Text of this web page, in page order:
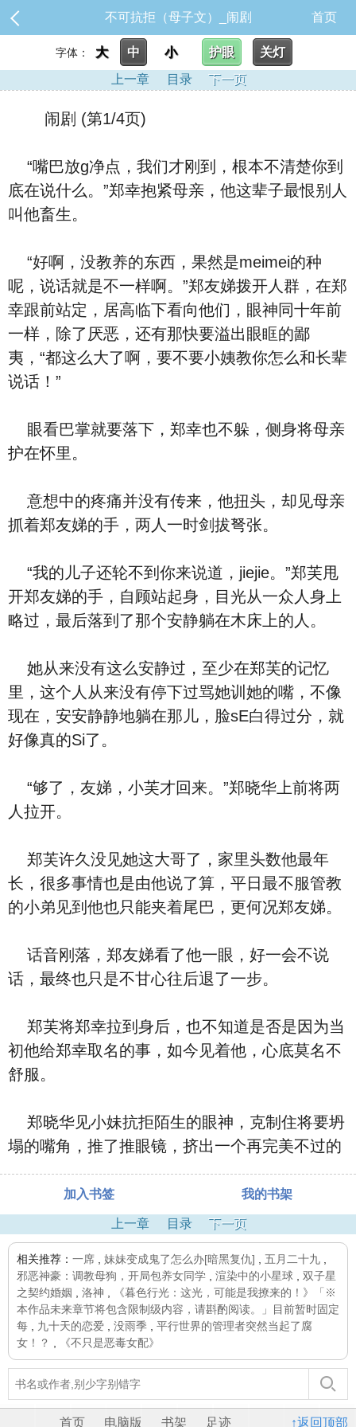
不可抗拒（母子文）_闹剧 首页
字体： 大 中 小 护眼
关灯
上一章
目录 下一页
闹剧 (第1/4页)
“嘴巴放g净点，我们才刚到，根本不清楚你到
底在说什么。”郑幸抱紧母亲，他这辈子最恨别人
叫他畜生。
“好啊，没教养的东西，果然是meimei的种
呢，说话就是不一样啊。”郑友娣拨开人群，在郑
幸跟前站定，居高临下看向他们，眼神同十年前
一样，除了厌恶，还有那快要溢出眼眶的鄙
夷，“都这么大了啊，要不要小姨教你怎么和长辈
说话！”
眼看巴掌就要落下，郑幸也不躲，侧身将母亲
护在怀里。
意想中的疼痛并没有传来，他扭头，却见母亲
抓着郑友娣的手，两人一时剑拔弩张。
“我的儿子还轮不到你来说道，jiejie。”郑芙甩
开郑友娣的手，自顾站起身，目光从一众人身上
略过，最后落到了那个安静躺在木床上的人。
她从来没有这么安静过，至少在郑芙的记忆
里，这个人从来没有停下过骂她训她的嘴，不像
现在，安安静静地躺在那儿，脸sE白得过分，就
好像真的Si了。
“够了，友娣，小芙才回来。”郑晓华上前将两
人拉开。
郑芙许久没见她这大哥了，家里头数他最年
长，很多事情也是由他说了算，平日最不服管教
的小弟见到他也只能夹着尾巴，更何况郑友娣。
话音刚落，郑友娣看了他一眼，好一会不说
话，最终也只是不甘心往后退了一步。
郑芙将郑幸拉到身后，也不知道是否是因为当
初他给郑幸取名的事，如今见着他，心底莫名不
舒服。
郑晓华见小妹抗拒陌生的眼神，克制住将要坍
塌的嘴角，推了推眼镜，挤出一个再完美不过的
加入书签 我的书架
上一章 目录 下一页
相关推荐： 一席 妹妹变成鬼了怎么办[暗黑复仇] 五月二十九
邪恶神豪：调教母狗，开局包养女同学
渲染中的小星球
双子星
之契约婚姻
洛神
《暮色行光：这光，可能是我撩来的！》「※
本作品未来章节将包含限制级内容，请斟酌阅读。」目前暂时固定
每
九十天的恋爱 没雨季
平行世界的管理者突然当起了腐
女！？
《不只是恶毒女配》
↑返回顶部
首页 电脑版 书架 足迹